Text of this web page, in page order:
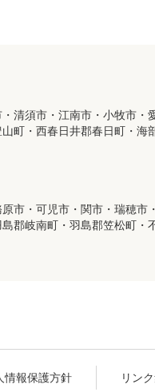
清須市・江南市・小牧市
町・西春日井郡春日町・
市・可児市・関市・瑞穂
郡岐南町・羽島郡笠松町・
情報保護方針 リン